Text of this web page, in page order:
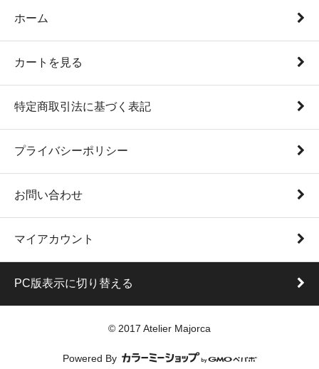
ホーム
カートを見る
特定商取引法に基づく表記
プライバシーポリシー
お問い合わせ
マイアカウント
PC版表示に切り替える
© 2017 Atelier Majorca
Powered By